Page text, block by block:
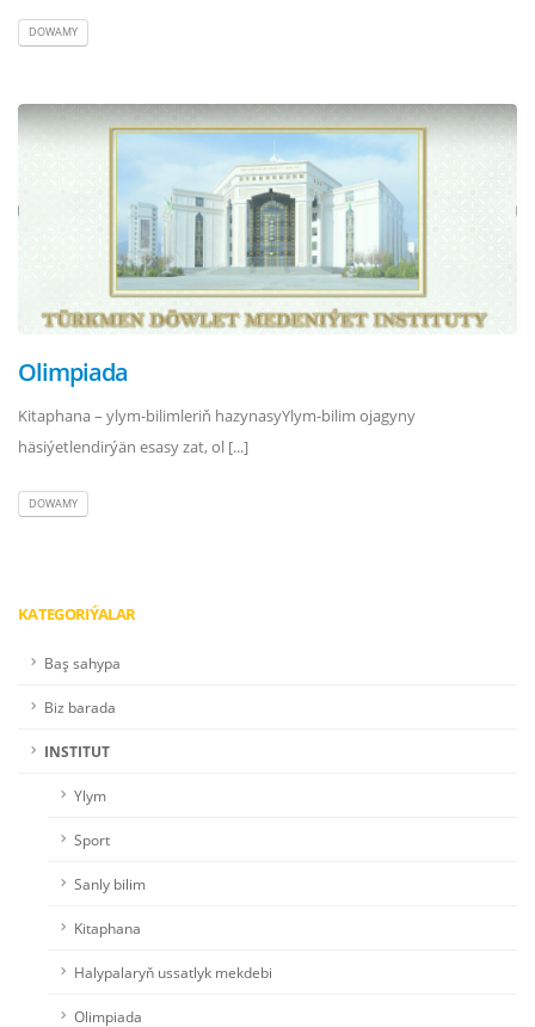
DOWAMY
Olimpiada
Kitaphana – ylym-bilimleriň hazynasyYlym-bilim ojagyny
häsiýetlendirýän esasy zat, ol [...]
DOWAMY
KATEGORIÝALAR
Baş sahypa
Biz barada
INSTITUT
Ylym
Sport
Sanly bilim
Kitaphana
Halypalaryň ussatlyk mekdebi
Olimpiada